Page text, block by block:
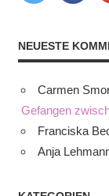
NEUESTE
Carmen
Gefangen
Franciska
Anja